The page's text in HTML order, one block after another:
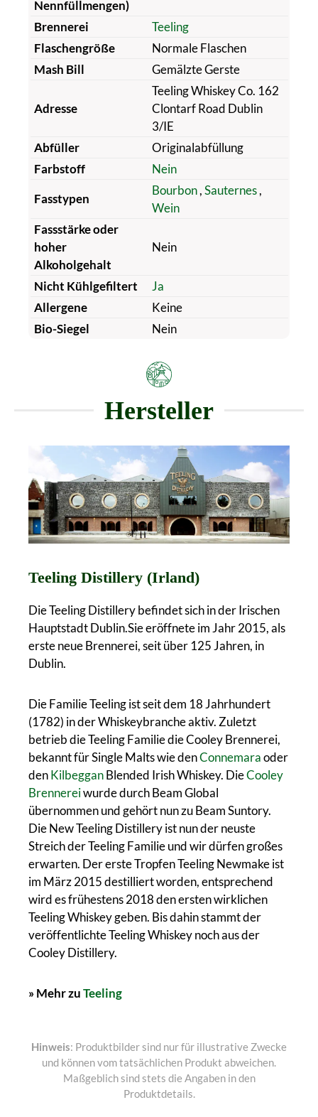
Nennfüllmengen)
Brennerei
Teeling
Flaschengröße
Normale Flaschen
Mash Bill
Gemälzte Gerste
Adresse
Teeling Whiskey Co. 162
Clontarf Road Dublin
3/IE
Abfüller
Originalabfüllung
Farbstoff
Nein
Fasstypen
Bourbon,Sauternes,
Wein
Fassstärke oder
hoher
Alkoholgehalt
Nein
Nicht Kühlgefiltert
Ja
Allergene
Keine
Bio-Siegel
Nein
Hersteller
Teeling Distillery (Irland)
Die Teeling Distillery befindet sich in der Irischen
Hauptstadt Dublin.Sie eröffnete im Jahr 2015, als
erste neue Brennerei, seit über 125 Jahren, in
Dublin.
Die Familie Teeling ist seit dem 18 Jahrhundert
(1782) in der Whiskeybranche aktiv. Zuletzt
betrieb die Teeling Familie die Cooley Brennerei,
bekannt für Single Malts wie denConnemaraoder
denKilbegganBlended Irish Whiskey. DieCooley
Brennereiwurde durch Beam Global
übernommen und gehört nun zu Beam Suntory.
Die New Teeling Distillery ist nun der neuste
Streich der Teeling Familie und wir dürfen großes
erwarten. Der erste Tropfen Teeling Newmake ist
im März 2015 destilliert worden, entsprechend
wird es frühestens 2018 den ersten wirklichen
Teeling Whiskey geben. Bis dahin stammt der
veröffentlichte Teeling Whiskey noch aus der
Cooley Distillery.
» Mehr zuTeeling
Hinweis: Produktbilder sind nur für illustrative Zwecke
und können vom tatsächlichen Produkt abweichen.
Maßgeblich sind stets die Angaben in den
Produktdetails.